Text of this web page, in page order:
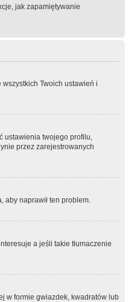
jak zapamiętywanie
Twoich ustawień i
ustawienia twojego profilu,
przez zarejestrowanych
aby naprawił ten problem.
a jeśli takie tłumaczenie
w formie gwiazdek, kwadratów lub